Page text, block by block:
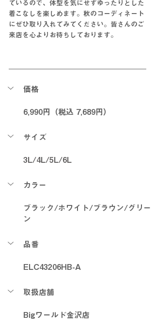
ているので、体型を気にせずゆったりとした
着こなしを楽しめます。秋のコーディネート
にぜひ取り入れてみてください。 皆さんのご
来店を心よりお待ちしております。
価格
6,990円（税込 7,689円）
サイズ
3L/4L/5L/6L
カラー
ブラック/ホワイト/ブラウン/グリー
ン
品番
ELC43206HB-A
取扱店舗
Bigワールド金沢店